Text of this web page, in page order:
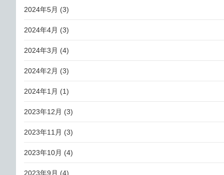
2024年5月 (3)
2024年4月 (3)
2024年3月 (4)
2024年2月 (3)
2024年1月 (1)
2023年12月 (3)
2023年11月 (3)
2023年10月 (4)
2023年9月 (4)